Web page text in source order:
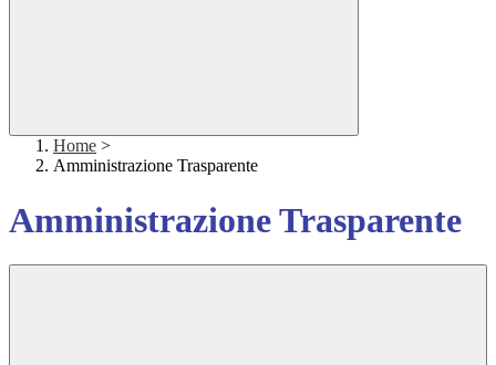
Home >
Amministrazione Trasparente
Amministrazione Trasparente